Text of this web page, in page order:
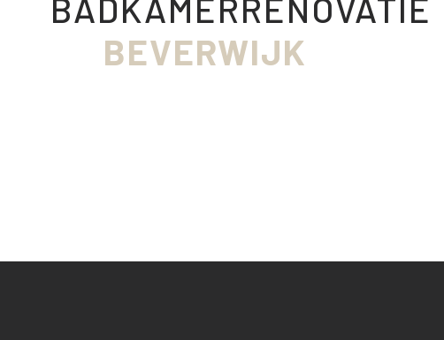
BADKAMERRENOVATIE
BEVERWIJK